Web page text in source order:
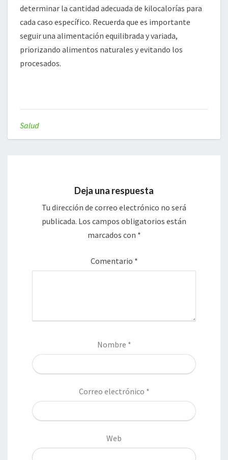
determinar la cantidad adecuada de kilocalorías para
cada caso específico. Recuerda que es importante
seguir una alimentación equilibrada y variada,
priorizando alimentos naturales y evitando los
procesados.
Salud
Deja una respuesta
Tu dirección de correo electrónico no será
publicada. Los campos obligatorios están
marcados con *
Comentario *
Nombre *
Correo electrónico *
Web